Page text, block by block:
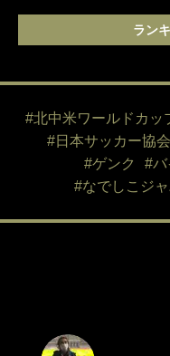
ラン
#北中米ワールドカッ
#日本サッカー協会
#ゲンク
#バ
#なでしこジ